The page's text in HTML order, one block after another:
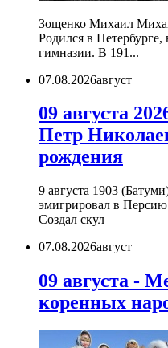
Зощенко Михаил
Родился в
гимназии. В 191...
07.08.2026август
09 августа
Петр
рождения
9 августа 1903
эмигрировал в
Создал скул
07.08.2026август
09 августа -
коренных